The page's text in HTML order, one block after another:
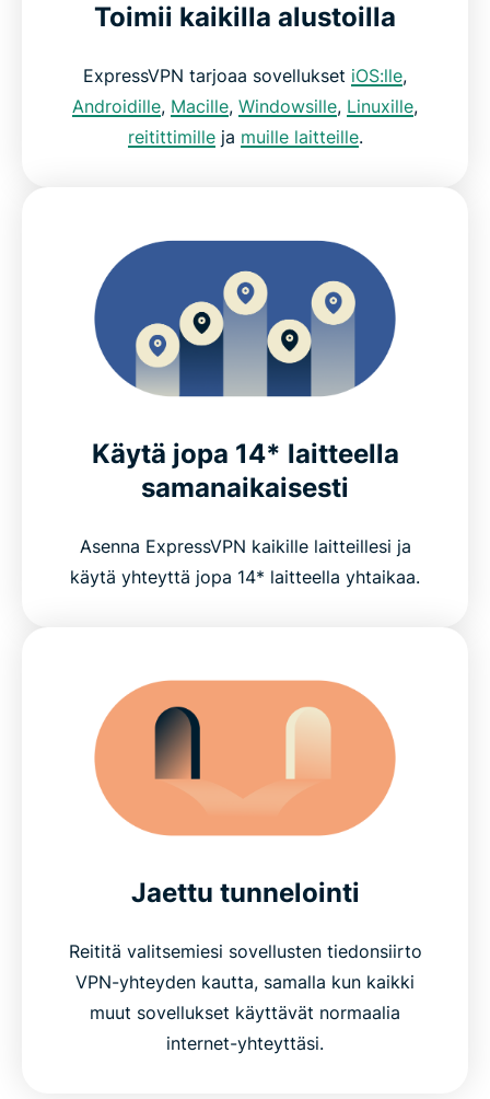
Toimii kaikilla alustoilla
ExpressVPN tarjoaa sovellukset iOS:lle,
Androidille, Macille, Windowsille, Linuxille,
reitittimilleja muille laitteille.
Käytä jopa 14* laitteella
samanaikaisesti
Asenna ExpressVPN kaikille laitteillesi ja
käytä yhteyttä jopa 14* laitteella yhtaikaa.
Jaettu tunnelointi
Reititä valitsemiesi sovellusten tiedonsiirto
VPN-yhteyden kautta, samalla kun kaikki
muut sovellukset käyttävät normaalia
internet-yhteyttäsi.